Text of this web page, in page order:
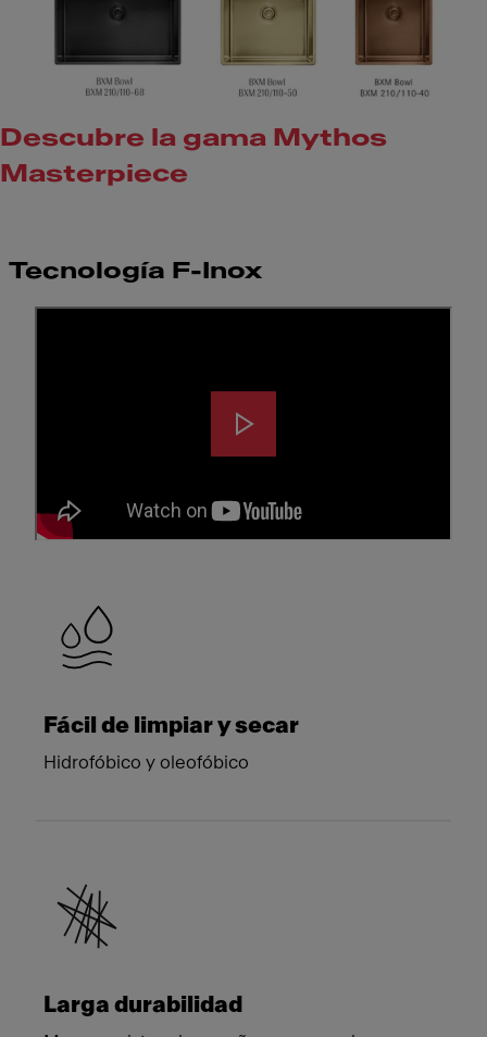
Descubre la gama Mythos
Masterpiece
Tecnología F-Inox
Fácil de limpiar y secar
Hidrofóbico y oleofóbico
Larga durabilidad